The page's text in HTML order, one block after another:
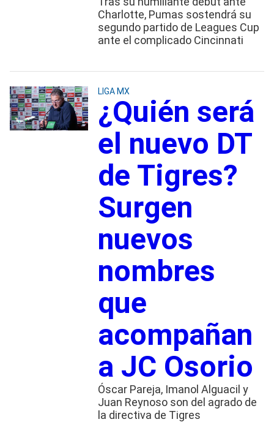
Charlotte, Pumas sostendrá su
segundo partido de Leagues Cup
ante el complicado Cincinnati
LIGA MX
¿Quién será
el nuevo DT
de Tigres?
Surgen
nuevos
nombres
que
acompañan
a JC Osorio
Óscar Pareja, Imanol Alguacil y
Juan Reynoso son del agrado de
la directiva de Tigres